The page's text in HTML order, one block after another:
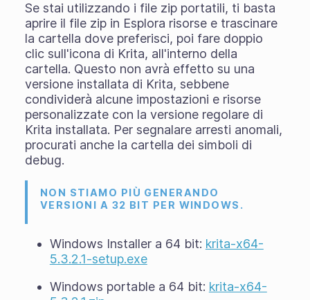
Se stai utilizzando i file zip portatili, ti basta
aprire il file zip in Esplora risorse e trascinare
la cartella dove preferisci, poi fare doppio
clic sull'icona di Krita, all'interno della
cartella. Questo non avrà effetto su una
versione installata di Krita, sebbene
condividerà alcune impostazioni e risorse
personalizzate con la versione regolare di
Krita installata. Per segnalare arresti anomali,
procurati anche la cartella dei simboli di
debug.
NON STIAMO PIÙ GENERANDO
VERSIONI A 32 BIT PER WINDOWS.
Windows Installer a 64 bit: krita-x64-
5.3.2.1-setup.exe
Windows portable a 64 bit: krita-x64-